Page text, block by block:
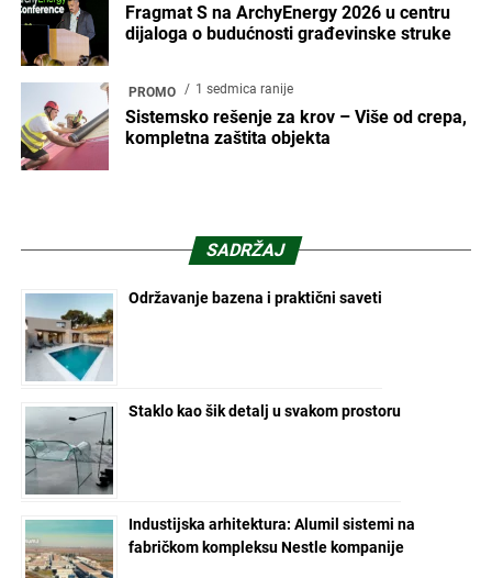
Fragmat S na ArchyEnergy 2026 u centru
dijaloga o budućnosti građevinske struke
PROMO 1 sedmica ranije
Sistemsko rešenje za krov – Više od crepa,
kompletna zaštita objekta
SADRŽAJ
Održavanje bazena i praktični saveti
Staklo kao šik detalj u svakom prostoru
Industijska arhitektura: Alumil sistemi na
fabričkom kompleksu Nestle kompanije